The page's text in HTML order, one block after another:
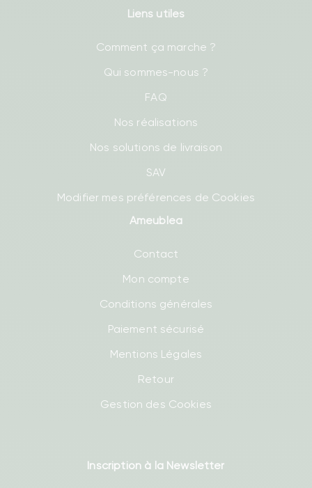
Liens utiles
Comment ça marche ?
Qui sommes-nous ?
FAQ
Nos réalisations
Nos solutions de livraison
SAV
Modifier mes préférences de Cookies
Ameublea
Contact
Mon compte
Conditions générales
Paiement sécurisé
Mentions Légales
Retour
Gestion des Cookies
Inscription à la Newsletter